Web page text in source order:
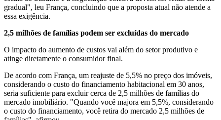
gradual", leu França, concluindo que a proposta atual não atende a
essa exigência.
2,5 milhões de famílias podem ser excluídas do mercado
O impacto do aumento de custos vai além do setor produtivo e
atinge diretamente o consumidor final.
De acordo com França, um reajuste de 5,5% no preço dos imóveis,
considerando o custo do financiamento habitacional em 30 anos,
seria suficiente para excluir cerca de 2,5 milhões de famílias do
mercado imobiliário. "Quando você majora em 5,5%, considerando
o custo do financiamento, você retira do mercado 2,5 milhões de